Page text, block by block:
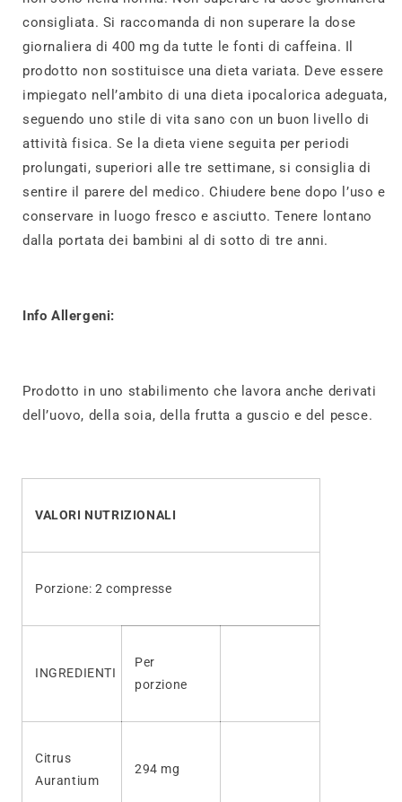
consigliata. Si raccomanda di non superare la dose
giornaliera di 400 mg da tutte le fonti di caffeina. Il
prodotto non sostituisce una dieta variata. Deve essere
impiegato nell’ambito di una dieta ipocalorica adeguata,
seguendo uno stile di vita sano con un buon livello di
attività fisica. Se la dieta viene seguita per periodi
prolungati, superiori alle tre settimane, si consiglia di
sentire il parere del medico. Chiudere bene dopo l’uso e
conservare in luogo fresco e asciutto. Tenere lontano
dalla portata dei bambini al di sotto di tre anni.
Info Allergeni:
Prodotto in uno stabilimento che lavora anche derivati
dell’uovo, della soia, della frutta a guscio e del pesce.
VALORI NUTRIZIONALI
Porzione: 2 compresse
INGREDIENTI
Per
porzione
Citrus
Aurantium
294 mg